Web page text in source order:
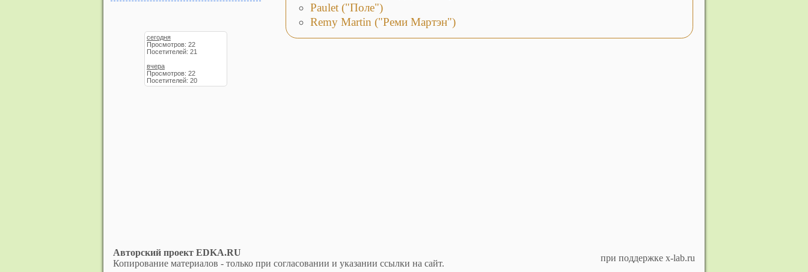
сегодня
Просмотров: 22
Посетителей: 21
вчера
Просмотров: 22
Посетителей: 20
Paulet ("Поле")
Remy Martin ("Реми Мартэн")
Авторский проект EDKA.RU
Копирование материалов - только при согласовании и указании ссылки на сайт.
при поддержке x-lab.ru